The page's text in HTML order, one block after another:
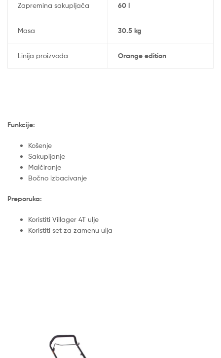
Zapremina sakupljača 60 l
Masa 30.5 kg
Linija proizvoda Orange edition
Funkcije:
Košenje
Sakupljanje
Malčiranje
Bočno izbacivanje
Preporuka:
Koristiti Villager 4T ulje
Koristiti set za zamenu ulja